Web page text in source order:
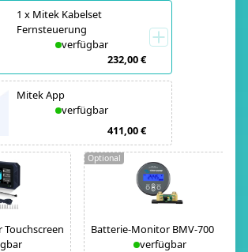
1 x Mitek Kabelset
Fernsteuerung
verfügbar
232,00 €
Mitek App
verfügbar
411,00 €
Batterie-Monitor BMV-700
verfügbar
Optional